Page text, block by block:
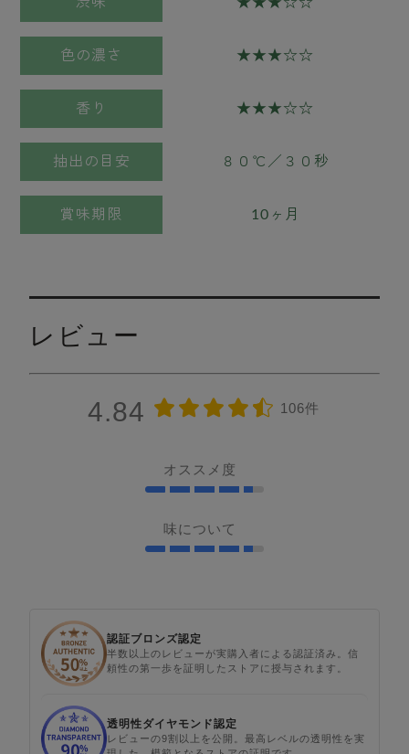
色の濃さ ★★★☆☆
香り ★★★☆☆
抽出の目安 ８０℃／３０秒
賞味期限 10ヶ月
レビュー
4.84 106件
オススメ度
味について
認証ブロンズ認定
半数以上のレビューが実購入者による認証済み。信
頼性の第一歩を証明したストアに授与されます。
透明性ダイヤモンド認定
レビューの9割以上を公開。最高レベルの透明性を実